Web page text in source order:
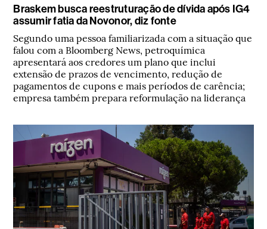
Braskem busca reestruturação de dívida após IG4
assumir fatia da Novonor, diz fonte
Segundo uma pessoa familiarizada com a situação que
falou com a Bloomberg News, petroquímica
apresentará aos credores um plano que inclui
extensão de prazos de vencimento, redução de
pagamentos de cupons e mais períodos de carência;
empresa também prepara reformulação na liderança